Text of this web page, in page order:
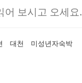
어 보시고 오세요.
대천
미성년자숙박